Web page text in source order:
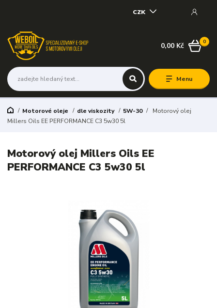
Menu
CZK
0
0,00 Kč
Motorové oleje dle viskozity 5W-30
Motorový olej
Millers Oils EE PERFORMANCE C3 5w30 5l
Motorový olej Millers Oils EE
PERFORMANCE C3 5w30 5l